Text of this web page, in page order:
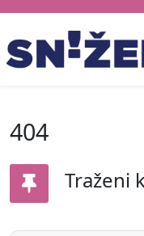
404
Traženi